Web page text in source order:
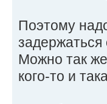
Поэтому
Можно так
кого-то и